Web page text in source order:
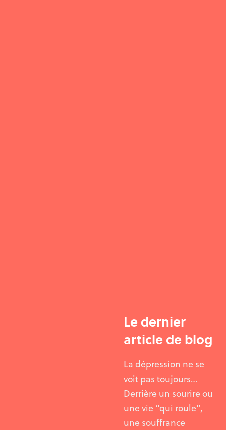
Le dernier
article de blog
La dépression ne se
voit pas toujours…
Derrière un sourire ou
une vie “qui roule”,
une souffrance